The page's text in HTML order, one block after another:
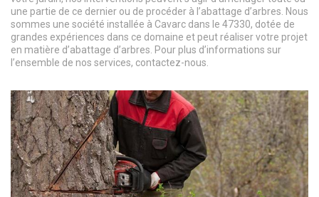
une partie de ce dernier ou de procéder à l’abattage d’arbres. Nous
sommes une société installée à Cavarc dans le 47330, dotée de
grandes expériences dans ce domaine et peut réaliser votre projet
en matière d’abattage d’arbres. Pour plus d’informations sur
l’ensemble de nos services, contactez-nous.